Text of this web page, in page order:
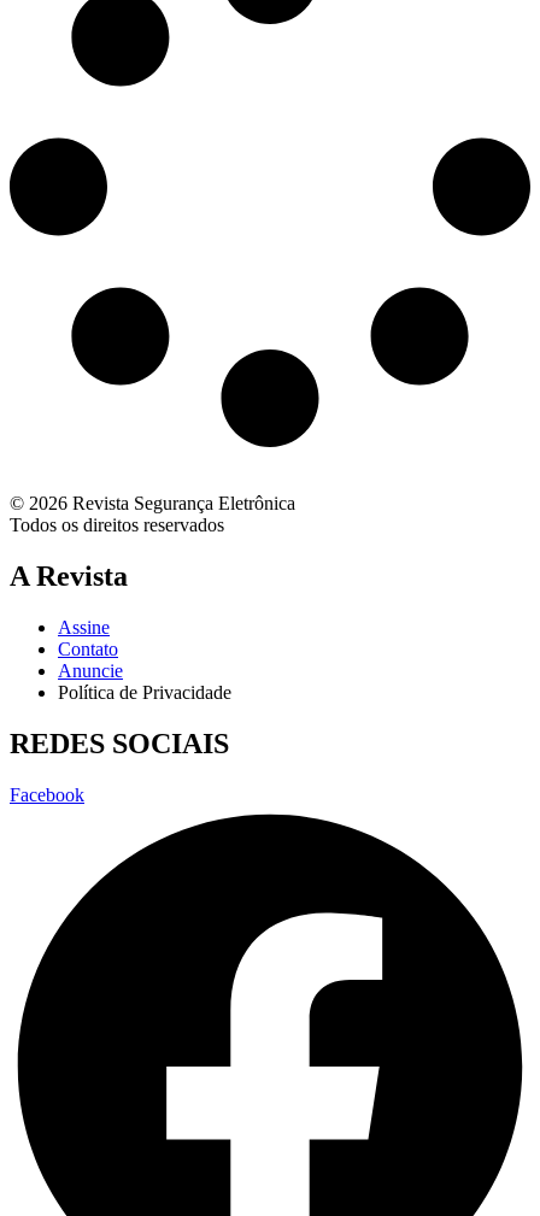
© 2026 Revista Segurança Eletrônica
Todos os direitos reservados
A Revista
Assine
Contato
Anuncie
Política de Privacidade
REDES SOCIAIS
Facebook